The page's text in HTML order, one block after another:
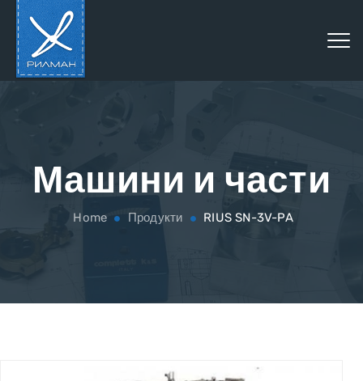
Машини и части
Home Продукти RIUS SN-3V-PA